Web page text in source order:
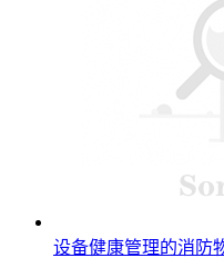
设备健康管理的消防